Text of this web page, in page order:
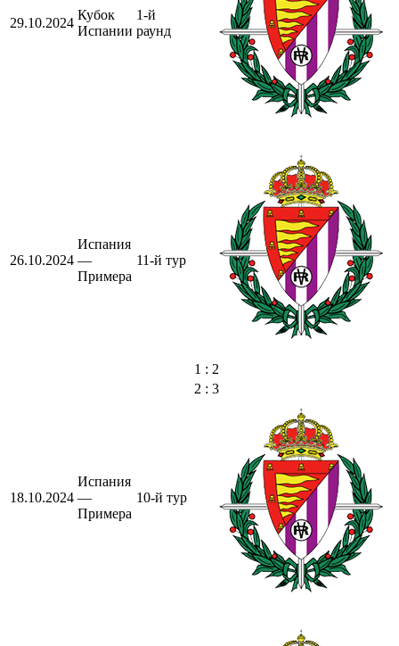
29.10.2024
Кубок
Испании
1-й
раунд
26.10.2024
Испания
—
Примера
11-й тур
1 : 2
18.10.2024
Испания
—
Примера
10-й тур
2 : 3